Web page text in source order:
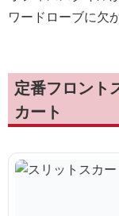
ワードローブに欠
定番フロント
カート